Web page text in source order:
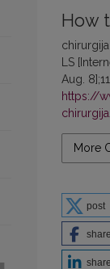
How
LS
Aug.
https://
More
post
share
share